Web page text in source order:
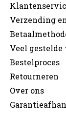
Verzending
Veel gestelde
Bestelproces
Retourneren
Over ons